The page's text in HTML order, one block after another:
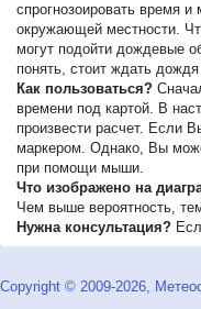
спрогнозоировать время
окружающей местности.
могут подойти дождевые
понять, стоит ждать дождя
Как пользоваться?
времени под картой. В
произвести расчет. Если
маркером. Однако, Вы
при помощи мыши.
Что изображено на
Чем выше вероятность,
Нужна консультация?
Copyright © 2009-2026,